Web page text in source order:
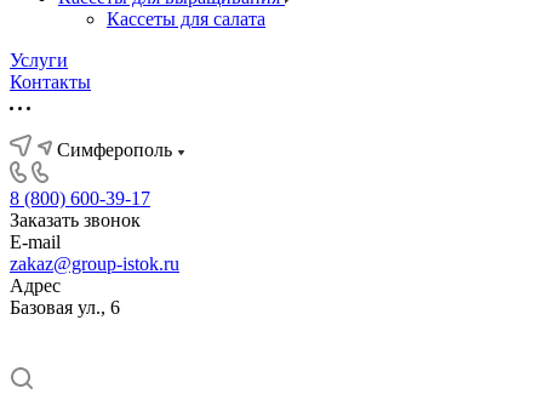
Кассеты для салата
Услуги
Контакты
Симферополь
8 (800) 600-39-17
Заказать звонок
E-mail
zakaz@group-istok.ru
Адрес
Базовая ул., 6